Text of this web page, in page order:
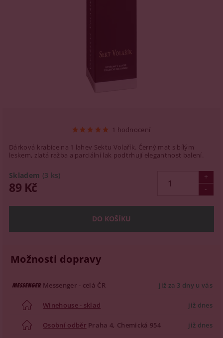
1 hodnocení
Dárková krabice na 1 lahev Sektu Volařík. Černý mat s bílým
leskem, zlatá ražba a parciální lak podtrhují elegantnost balení.
Skladem (3 ks)
89 Kč
Možnosti dopravy
Messenger - celá ČR již za 3 dny u vás
Winehouse - sklad již dnes
Osobní odběr Praha 4, Chemická 954 již dnes